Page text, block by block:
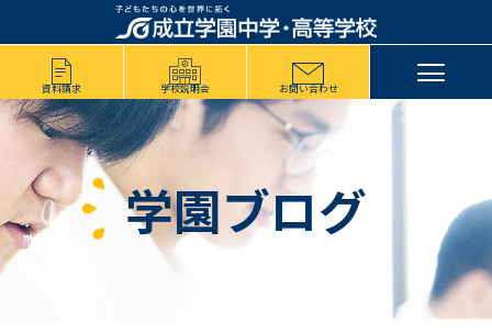
資料請求 学校説明会 お問い合わせ
学園ブログ